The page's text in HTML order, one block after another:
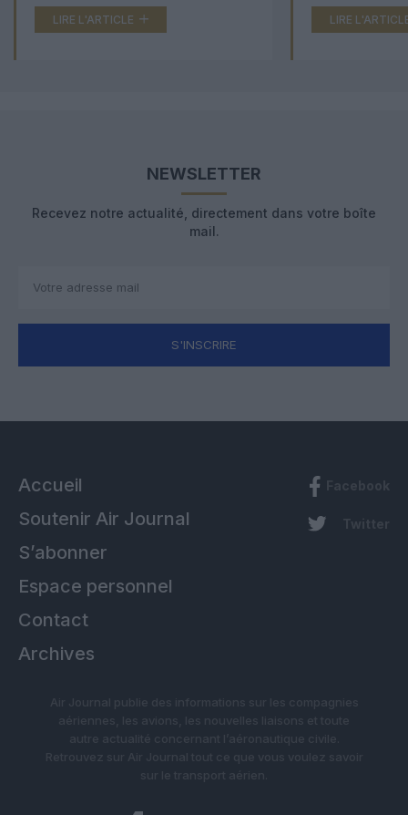
LIRE L'ARTICLE LIRE
NEWSLETTER
Recevez notre actualité, directement dans votre boîte
mail.
S'INSCRIRE
Accueil
Soutenir Air Journal
S’abonner
Espace personnel
Contact
Archives